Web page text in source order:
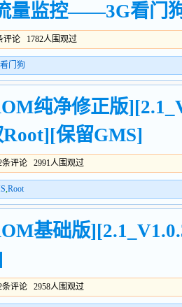
量监控——3G看门
评论 1782人围观过
门狗
纯净修正版
Root][保留GMS]
条评论 2991人围观过
,Root
基础版
条评论 2958人围观过